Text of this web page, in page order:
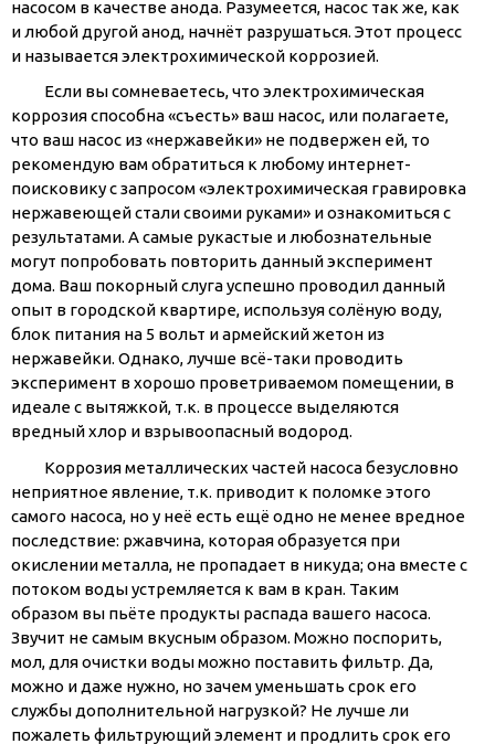
насосом в качестве анода. Разумеется, насос так же, как
и любой другой анод, начнёт разрушаться. Этот процесс
и называется электрохимической коррозией.
Если вы сомневаетесь, что электрохимическая
коррозия способна «съесть» ваш насос, или полагаете,
что ваш насос из «нержавейки» не подвержен ей, то
рекомендую вам обратиться к любому интернет-
поисковику с запросом «электрохимическая гравировка
нержавеющей стали своими руками» и ознакомиться с
результатами. А самые рукастые и любознательные
могут попробовать повторить данный эксперимент
дома. Ваш покорный слуга успешно проводил данный
опыт в городской квартире, используя солёную воду,
блок питания на 5 вольт и армейский жетон из
нержавейки. Однако, лучше всё-таки проводить
эксперимент в хорошо проветриваемом помещении, в
идеале с вытяжкой, т.к. в процессе выделяются
вредный хлор и взрывоопасный водород.
Коррозия металлических частей насоса безусловно
неприятное явление, т.к. приводит к поломке этого
самого насоса, но у неё есть ещё одно не менее вредное
последствие: ржавчина, которая образуется при
окислении металла, не пропадает в никуда; она вместе с
потоком воды устремляется к вам в кран. Таким
образом вы пьёте продукты распада вашего насоса.
Звучит не самым вкусным образом. Можно поспорить,
мол, для очистки воды можно поставить фильтр. Да,
можно и даже нужно, но зачем уменьшать срок его
службы дополнительной нагрузкой? Не лучше ли
пожалеть фильтрующий элемент и продлить срок его